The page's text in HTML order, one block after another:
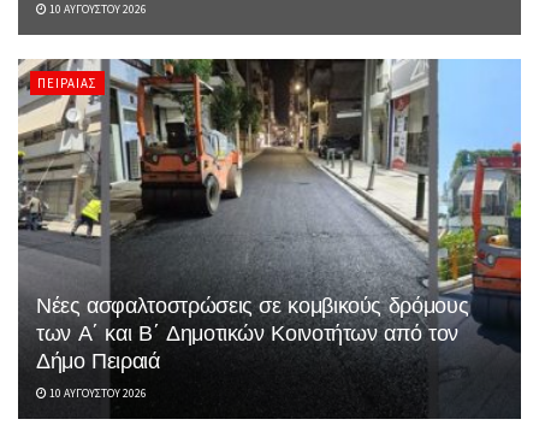
10 ΑΥΓΟΎΣΤΟΥ 2026
ΠΕΙΡΑΙΆΣ
Νέες ασφαλτοστρώσεις σε κομβικούς δρόμους
των Α΄ και Β΄ Δημοτικών Κοινοτήτων από τον
Δήμο Πειραιά
10 ΑΥΓΟΎΣΤΟΥ 2026